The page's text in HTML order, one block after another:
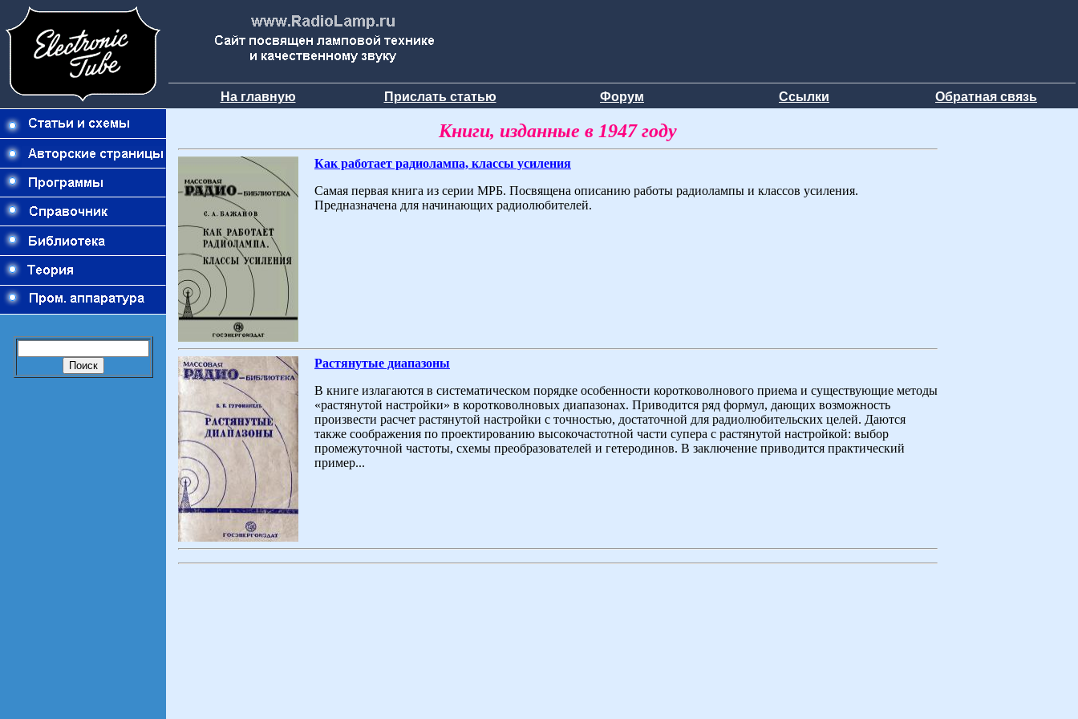
На главную Прислать статью Форум Ссылки Обратная связь
Книги, изданные в 1947 году
Как работает радиолампа, классы усиления
Самая первая книга из серии МРБ. Посвящена описанию работы радиолампы и классов усиления.
Предназначена для начинающих радиолюбителей.
Растянутые диапазоны
В книге излагаются в систематическом порядке особенности коротковолнового приема и существующие методы
«растянутой настройки» в коротковолновых диапазонах. Приводится ряд формул, дающих возможность
произвести расчет растянутой настройки с точностью, достаточной для радиолюбительских целей. Даются
также соображения по проектированию высокочастотной части супера с растянутой настройкой: выбор
промежуточной частоты, схемы преобразователей и гетеродинов. В заключение приводится практический
пример...